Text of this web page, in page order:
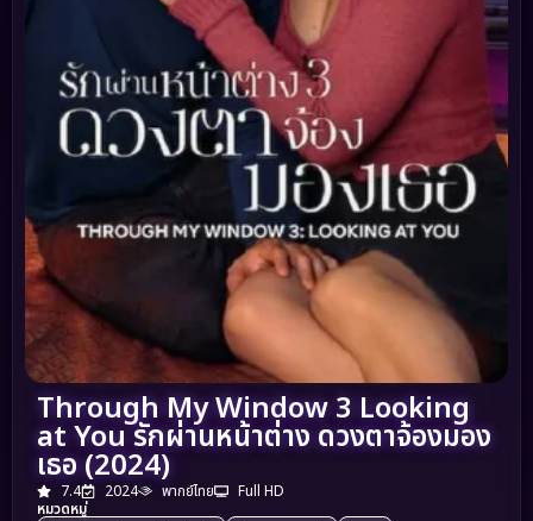
Through My Window 3 Looking
at You รักผ่านหน้าต่าง ดวงตาจ้องมอง
เธอ (2024)
7.4 2024 พากย์ไทย
Full HD
หมวดหมู่